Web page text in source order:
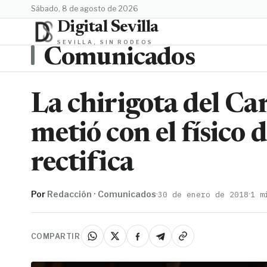
sábado, 8 de agosto de 2026
Digital Sevilla
SEVILLA, SIN RODEOS
Comunicados
La chirigota del
metió con el físico
rectifica
Por Redacción · Comunicados·30 de enero de 2018·1
COMPARTIR